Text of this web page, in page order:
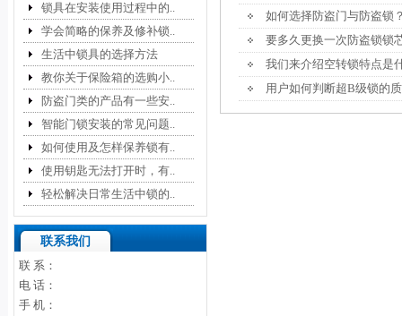
锁具在安装使用过程中的..
学会简略的保养及修补锁..
生活中锁具的选择方法
教你关于保险箱的选购小..
防盗门类的产品有一些安..
智能门锁安装的常见问题..
如何使用及怎样保养锁有..
使用钥匙无法打开时，有..
轻松解决日常生活中锁的..
联系我们
联 系：
电 话：
手 机：
如何选择防盗门与防盗锁
要多久更换一次防盗锁锁
我们来介绍空转锁特点是
用户如何判断超B级锁的